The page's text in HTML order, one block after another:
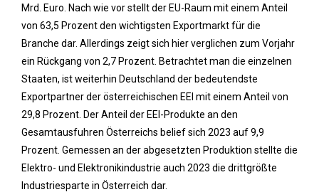
Mrd. Euro. Nach wie vor stellt der EU-Raum mit einem Anteil
von 63,5 Prozent den wichtigsten Exportmarkt für die
Branche dar. Allerdings zeigt sich hier verglichen zum Vorjahr
ein Rückgang von 2,7 Prozent. Betrachtet man die einzelnen
Staaten, ist weiterhin Deutschland der bedeutendste
Exportpartner der österreichischen EEI mit einem Anteil von
29,8 Prozent. Der Anteil der EEI-Produkte an den
Gesamtausfuhren Österreichs belief sich 2023 auf 9,9
Prozent. Gemessen an der abgesetzten Produktion stellte die
Elektro- und Elektronikindustrie auch 2023 die drittgrößte
Industriesparte in Österreich dar.